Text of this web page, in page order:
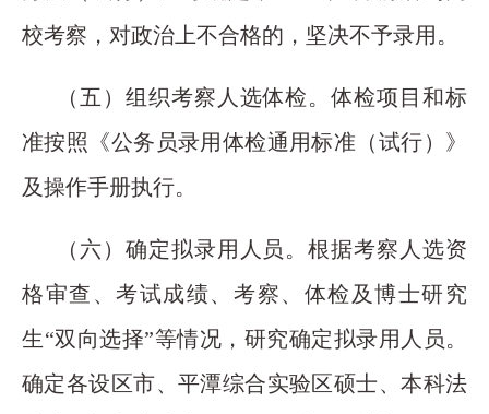
校考察，对政治上不合格的，坚决不予录用。
（五）组织考察人选体检。体检项目和标
准按照《公务员录用体检通用标准（试行）》
及操作手册执行。
（六）确定拟录用人员。根据考察人选资
格审查、考试成绩、考察、体检及博士研究
生“双向选择”等情况，研究确定拟录用人员。
确定各设区市、平潭综合实验区硕士、本科法